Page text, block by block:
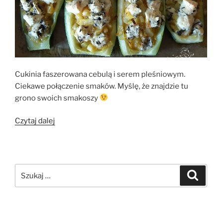
Cukinia faszerowana cebulą i serem pleśniowym.
Ciekawe połączenie smaków. Myślę, że znajdzie tu
grono swoich smakoszy
Czytaj dalej